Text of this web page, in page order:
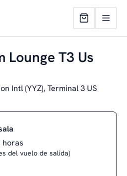
Lounge T3 Us
Intl (YYZ), Terminal 3 US
horas
del vuelo de salida)